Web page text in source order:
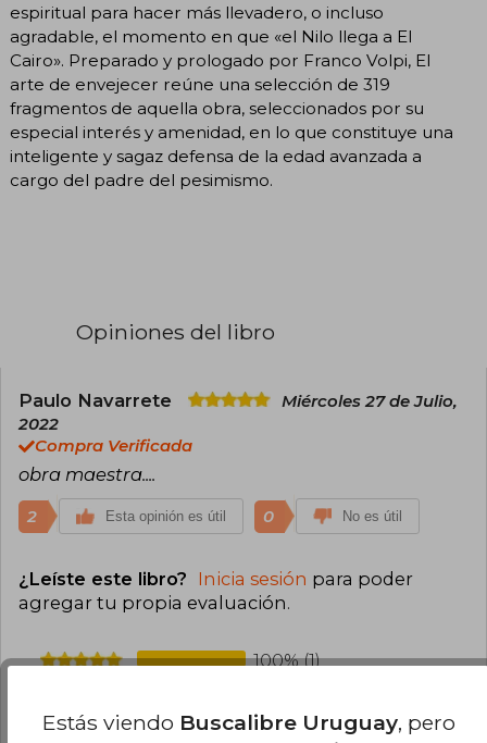
espiritual para hacer más llevadero, o incluso
agradable, el momento en que «el Nilo llega a El
Cairo». Preparado y prologado por Franco Volpi, El
arte de envejecer reúne una selección de 319
fragmentos de aquella obra, seleccionados por su
especial interés y amenidad, en lo que constituye una
inteligente y sagaz defensa de la edad avanzada a
cargo del padre del pesimismo.
Opiniones del libro
Paulo Navarrete
Miércoles 27 de Julio,
2022
Compra Verificada
obra maestra....
2 Esta opinión es útil 0 No es útil
¿Leíste este libro? Inicia sesión para poder
agregar tu propia evaluación.
100% (1)
0% (0)
Estás viendo Buscalibre Uruguay, pero